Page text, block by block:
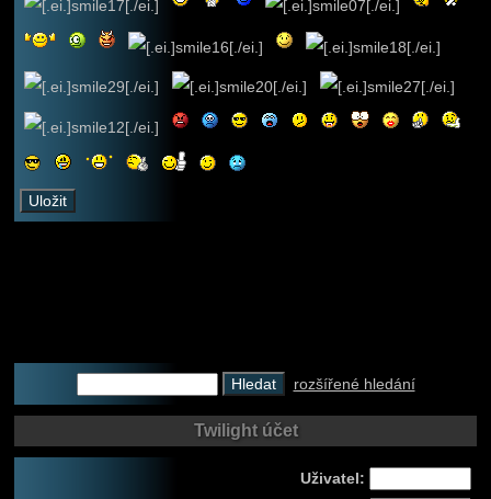
rozšířené hledání
Twilight účet
Uživatel: